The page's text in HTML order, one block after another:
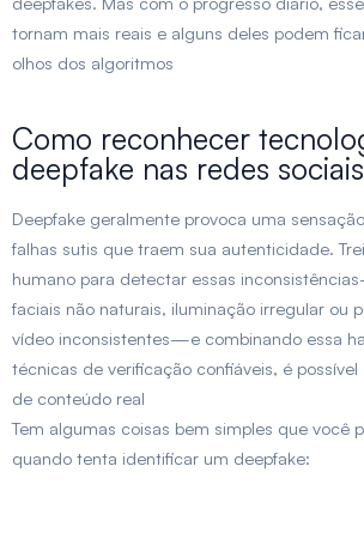
tornam mais reais e alguns deles podem
olhos dos algoritmos
Como reconhecer
deepfake nas redes sociais
Deepfake geralmente provoca uma
falhas sutis que traem sua autenticidade.
humano para detectar essas
faciais não naturais, iluminação irregular ou
vídeo inconsistentes—e combinando essa
técnicas de verificação confiáveis, é
de conteúdo real
Tem algumas coisas bem simples que você
quando tenta identificar um deepfake: